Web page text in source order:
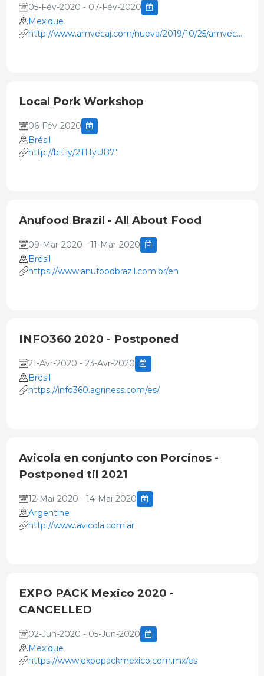
05-Fév-2020 - 07-Fév-2020
Mexique
http://www.amvecaj.com/nueva/2019/10/25/amvecaj-
Local Pork Workshop
06-Fév-2020
Brésil
http://bit.ly/2THyUB7.'
Anufood Brazil - All About Food
09-Mar-2020 - 11-Mar-2020
Brésil
https://www.anufoodbrazil.com.br/en
INFO360 2020 - Postponed
21-Avr-2020 - 23-Avr-2020
Brésil
https://info360.agriness.com/es/
Avicola en conjunto con Porcinos -
Postponed til 2021
12-Mai-2020 - 14-Mai-2020
Argentine
http://www.avicola.com.ar
EXPO PACK Mexico 2020 -
CANCELLED
02-Jun-2020 - 05-Jun-2020
Mexique
https://www.expopackmexico.com.mx/es